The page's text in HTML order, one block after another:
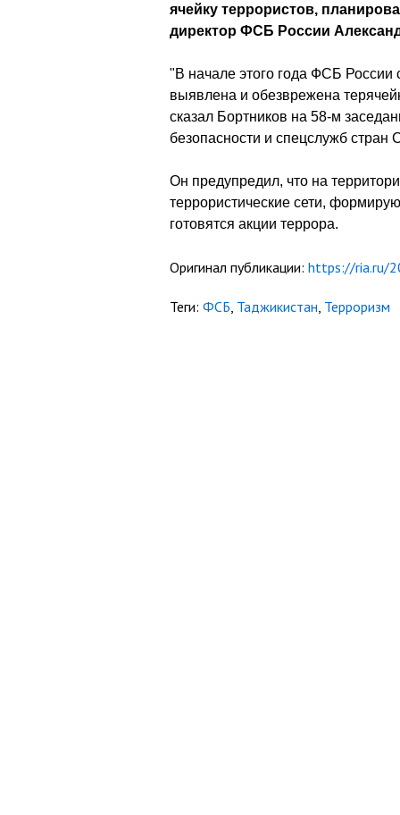
ячейку террористов,
директор ФСБ России
"В начале этого года ФСБ России
выявлена и обезврежена
сказал Бортников на 58-м
безопасности и спецслужб
Он предупредил, что на
террористические сети,
готовятся акции террора.
Оригинал публикации: https://ria.ru/
Теги: ФСБ Таджикистан Терроризм